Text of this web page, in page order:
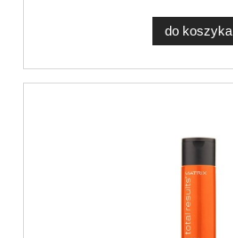
do koszyka